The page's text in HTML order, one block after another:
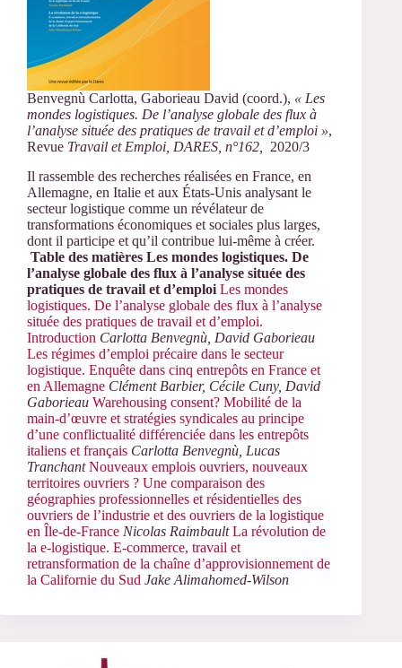
Benvegnù Carlotta, Gaborieau David (coord.), « Les
mondes logistiques. De l’analyse globale des flux à
l’analyse située des pratiques de travail et d’emploi »,
Revue Travail et Emploi, DARES, n°162,
2020/3
Il rassemble des recherches réalisées en France, en
Allemagne, en Italie et aux États-Unis analysant le
secteur logistique comme un révélateur de
transformations économiques et sociales plus larges,
dont il participe et qu’il contribue lui-même à créer.
Table des matières Les mondes logistiques. De
l’analyse globale des flux à l’analyse située des
pratiques de travail et d’emploi Les mondes
logistiques. De l’analyse globale des flux à l’analyse
située des pratiques de travail et d’emploi.
Introduction Carlotta Benvegnù, David Gaborieau
Les régimes d’emploi précaire dans le secteur
logistique. Enquête dans cinq entrepôts en France et
en Allemagne Clément Barbier, Cécile Cuny, David
Gaborieau Warehousing consent? Mobilité de la
main-d’œuvre et stratégies syndicales au principe
d’une conflictualité différenciée dans les entrepôts
italiens et français Carlotta Benvegnù, Lucas
Tranchant Nouveaux emplois ouvriers, nouveaux
territoires ouvriers ? Une comparaison des
géographies professionnelles et résidentielles des
ouvriers de l’industrie et des ouvriers de la logistique
en Île-de-France Nicolas Raimbault La révolution de
la e-logistique. E-commerce, travail et
retransformation de la chaîne d’approvisionnement de
la Californie du Sud Jake Alimahomed-Wilson